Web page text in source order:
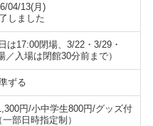
04/13(月)
しました
は17:00閉場、3/22・3/29・
入場は閉館30分前まで）
ずる
円/小中学生800円/グッズ付
部日時指定制）